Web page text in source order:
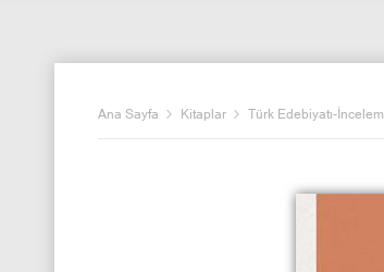
Ana Sayfa Kitaplar Türk Edebiyatı-